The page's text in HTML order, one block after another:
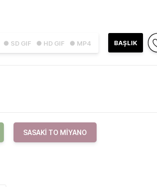
● SD GIF ● HD GIF ● MP4 BAŞLIK
SASAKI TO MIYANO